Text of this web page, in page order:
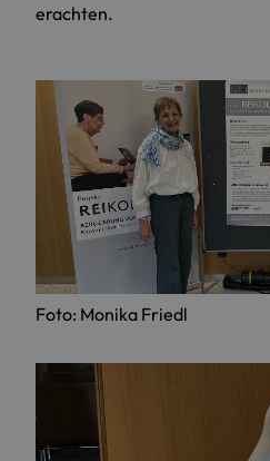
erachten.
Foto: Monika Friedl